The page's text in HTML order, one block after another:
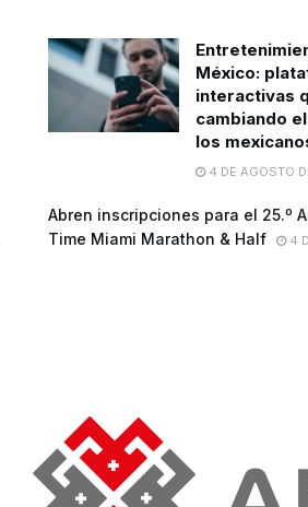
México:
interactivas
cambiando
los
4 DE AGOSTO
Abren inscripciones para el 25.º
Time Miami Marathon & Half
4